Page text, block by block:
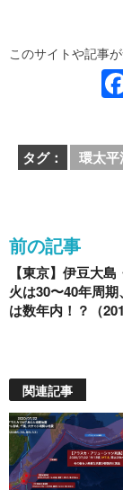
このサイトや記事
タグ： 環太
前の記事
【東京】伊豆大
火は30〜40年周
は数年内！？（
関連記事